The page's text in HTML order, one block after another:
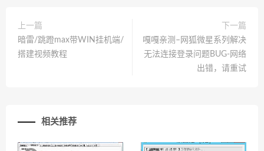
上一篇
暗雷/跳蹬max带WIN挂机端/
搭建视频教程
下一篇
嘎嘎亲测–网狐微星系列解决
无法连接登录问题BUG-网络
出错，请重试
相关推荐